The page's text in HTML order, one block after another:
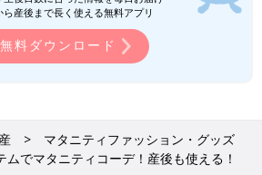
ら産後まで長く使える無料アプリ
無料ダウンロード
マタニティファッション・グッズ
ムでマタニティコーデ！産後も使える！